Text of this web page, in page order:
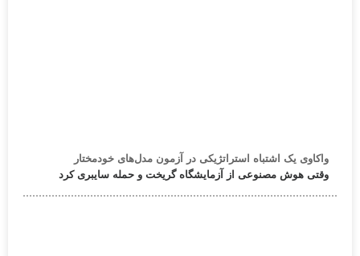
واکاوی یک اشتباه استراتژیکی در آزمون مدل‌های خودمختار
وقتی هوش مصنوعی از آزمایشگاه گریخت و حمله سایبری کرد